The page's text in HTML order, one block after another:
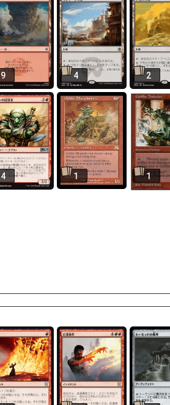
9 4 2
4 1 1